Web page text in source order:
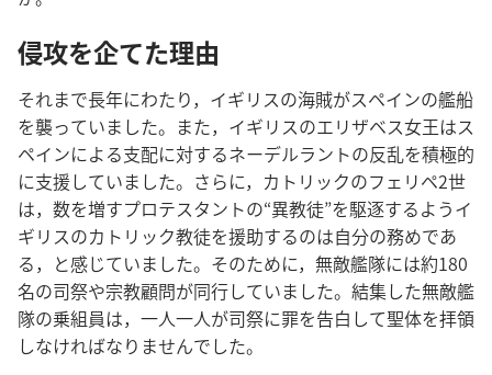
侵攻を企てた理由
それまで長年にわたり，イギリスの海賊がスペインの艦船
を襲っていました。また，イギリスのエリザベス女王はス
ペインによる支配に対するネーデルラントの反乱を積極的
に支援していました。さらに，カトリックのフェリペ2世
は，数を増すプロテスタントの“異教徒”を駆逐するようイ
ギリスのカトリック教徒を援助するのは自分の務めであ
る，と感じていました。そのために，無敵艦隊には約180
名の司祭や宗教顧問が同行していました。結集した無敵艦
隊の乗組員は，一人一人が司祭に罪を告白して聖体を拝領
しなければなりませんでした。